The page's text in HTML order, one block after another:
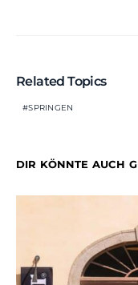
Related Topics
SPRINGEN
DIR KÖNNTE AUCH